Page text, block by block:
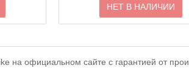
НЕТ В НАЛИЧИИ
на официальном сайте с гарантией от